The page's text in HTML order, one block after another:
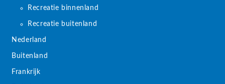
Recreatie binnenland
Recreatie buitenland
Nederland
Buitenland
Frankrijk